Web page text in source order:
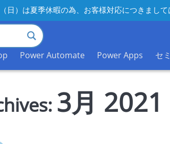
日）は夏季休暇の為、お客様対応につきまし
Power Automate Power Apps セ
3月 2021